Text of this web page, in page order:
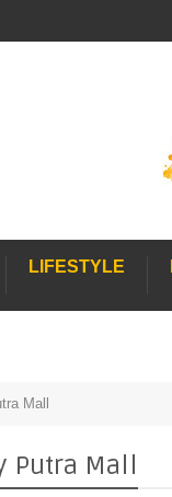
LIFESTYLE
Mall
Putra Mall